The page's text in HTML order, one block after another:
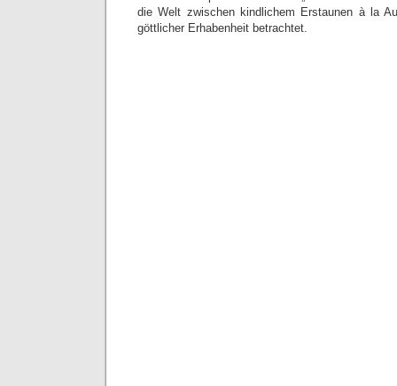
die Welt zwischen kindlichem Erstaunen à la
göttlicher Erhabenheit betrachtet.